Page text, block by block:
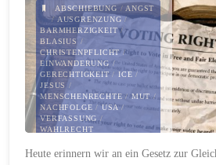
ABSCHIEBUNG / ANGST
/AUSGRENZUNG /
BARMHERZIGKEIT/
BLASIUS /
CHRISTENPFLICHT/
EINWANDERUNG /
GERECHTIGKEIT/ ICE /
JESUS /
MENSCHENRECHTE / MUT /
NACHFOLGE /USA/
VERFASSUNG /
WAHLRECHT
3. FEBRUAR 2026
Heute erinnern wir an ein Gesetz zur